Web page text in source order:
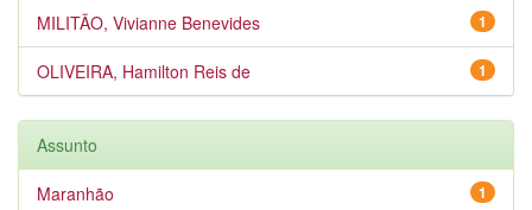
1
MILITÃO, Vivianne Benevides
1
OLIVEIRA, Hamilton Reis de
Assunto
1
Maranhão